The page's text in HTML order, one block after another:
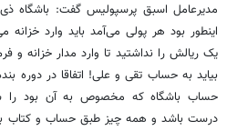
اینطور بود هر پولی می‌آمد باید وارد
یک ریالش را نداشتید تا وارد مدار خزانه و
حساب باشگاه که مخصوص به آن بود را
درست باشد و همه چیز طبق حساب و کتاب